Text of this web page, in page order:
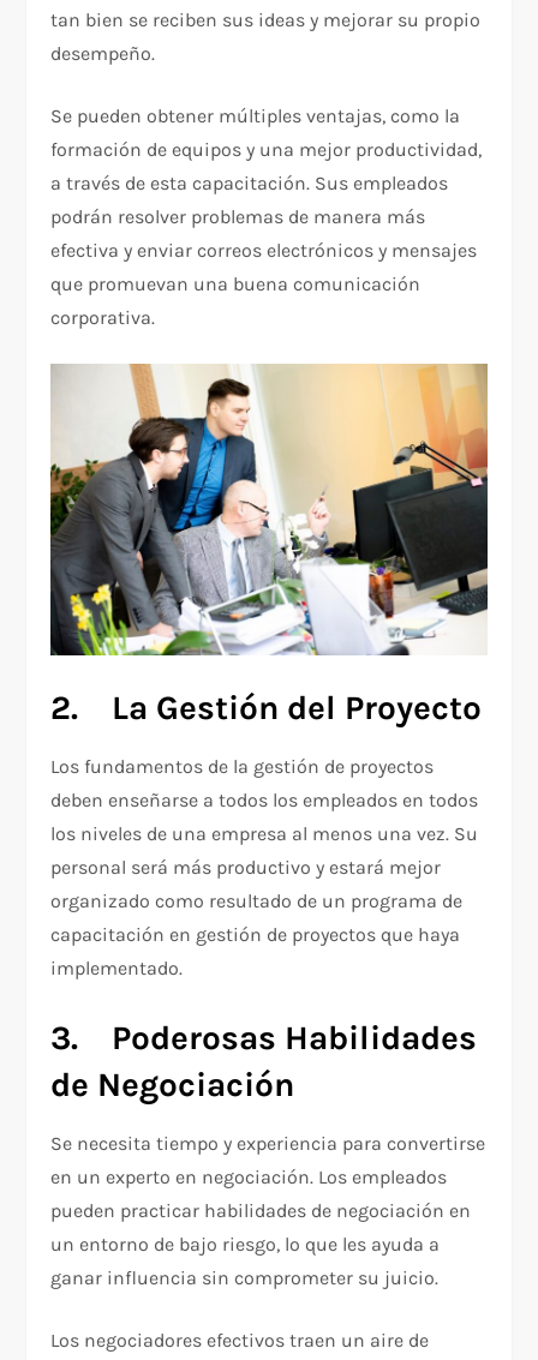
tan bien se reciben sus ideas y mejorar su propio
desempeño.
Se pueden obtener múltiples ventajas, como la
formación de equipos y una mejor productividad,
a través de esta capacitación. Sus empleados
podrán resolver problemas de manera más
efectiva y enviar correos electrónicos y mensajes
que promuevan una buena comunicación
corporativa.
2. La Gestión del Proyecto
Los fundamentos de la gestión de proyectos
deben enseñarse a todos los empleados en todos
los niveles de una empresa al menos una vez. Su
personal será más productivo y estará mejor
organizado como resultado de un programa de
capacitación en gestión de proyectos que haya
implementado.
3. Poderosas Habilidades
de Negociación
Se necesita tiempo y experiencia para convertirse
en un experto en negociación. Los empleados
pueden practicar habilidades de negociación en
un entorno de bajo riesgo, lo que les ayuda a
ganar influencia sin comprometer su juicio.
Los negociadores efectivos traen un aire de